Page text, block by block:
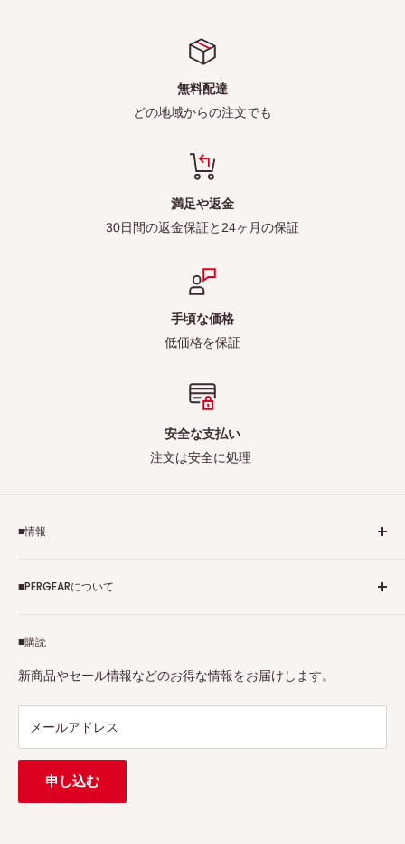
無料配達
どの地域からの注文でも
満足や返金
30日間の返金保証と24ヶ月の保証
手頃な価格
低価格を保証
安全な支払い
注文は安全に処理
■購読
新商品やセール情報などのお得な情報をお届けします。
メールアドレス
申し込む
■情報
個人情報保護方針
Tax-free
特定商取引法に基づく表示
■PERGEARについて
7Artisans、FIMIなど各撮影機材ブランドの正規代理店です。
プロ、アマチュアを問わず、さまざまな撮影製品を取り揃え
連絡先： support@pergear.co.jp